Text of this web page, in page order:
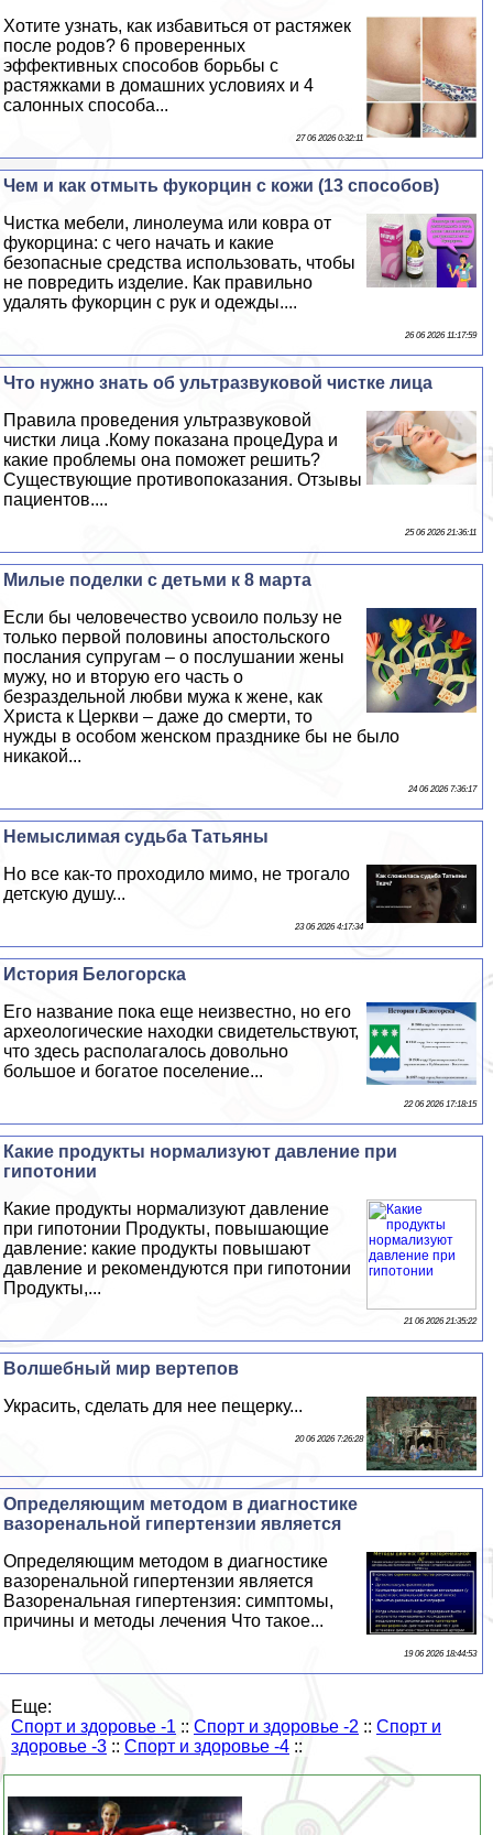
Хотите узнать, как избавиться от растяжек
после родов? 6 проверенных
эффективных способов борьбы с
растяжками в домашних условиях и 4
салонных способа...
27 06 2026 0:32:11
Чем и как отмыть фукорцин с кожи (13 способов)
Чистка мебели, линолеума или ковра от
фукорцина: с чего начать и какие
безопасные средства использовать, чтобы
не повредить изделие. Как правильно
удалять фукорцин с рук и одежды....
26 06 2026 11:17:59
Что нужно знать об ультразвуковой чистке лица
Правила проведения ультразвуковой
чистки лица .Кому показана процеДypa и
какие проблемы она поможет решить?
Существующие противопоказания. Отзывы
пациентов....
25 06 2026 21:36:11
Милые поделки с детьми к 8 марта
Если бы человечество усвоило пользу не
только первой половины апостольского
послания супругам – о послушании жены
мужу, но и вторую его часть о
безраздельной любви мужа к жене, как
Христа к Церкви – даже до cмepти, то
нужды в особом женском празднике бы не было
никакой...
24 06 2026 7:36:17
Немыслимая судьба Татьяны
Но все как-то проходило мимо, не трогало
детскую душу...
23 06 2026 4:17:34
История Белогорска
Его название пока еще неизвестно, но его
археологические находки свидетельствуют,
что здесь располагалось довольно
большое и богатое поселение...
22 06 2026 17:18:15
Какие продукты нормализуют давление при
гипотонии
Какие продукты нормализуют давление
при гипотонии Продукты, повышающие
давление: какие продукты повышают
давление и рекомендуются при гипотонии
Продукты,...
21 06 2026 21:35:22
Волшебный мир вертепов
Украсить, сделать для нее пещерку...
20 06 2026 7:26:28
Определяющим методом в диагностике
вазоренальной гипертензии является
Определяющим методом в диагностике
вазоренальной гипертензии является
Вазоренальная гипертензия: симптомы,
причины и методы лечения Что такое...
19 06 2026 18:44:53
Еще:
Спорт и здоровье -1 :: Спорт и здоровье -2 :: Спорт и
здоровье -3 :: Спорт и здоровье -4 ::